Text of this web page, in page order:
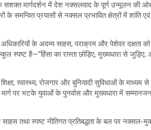
सशक्त मार्गदर्शन में देश नक्सलवाद के पूर्ण उन्मूलन की
समन्वित प्रयासों से नक्सल प्रभावित क्षेत्रों में शांति
के अदम्य साहस, पराक्रम और पेशेवर दक्षता
स्पष्ट है—“हिंसा का रास्ता छोड़िए, मुख्यधारा से जुड़िए;
स्वास्थ्य, रोजगार और बुनियादी सुविधाओं के माध्यम
पर भटके युवाओं के पुनर्वास और मुख्यधारा में
तथा स्पष्ट नीतिगत प्रतिबद्धता के बल पर नक्सल-